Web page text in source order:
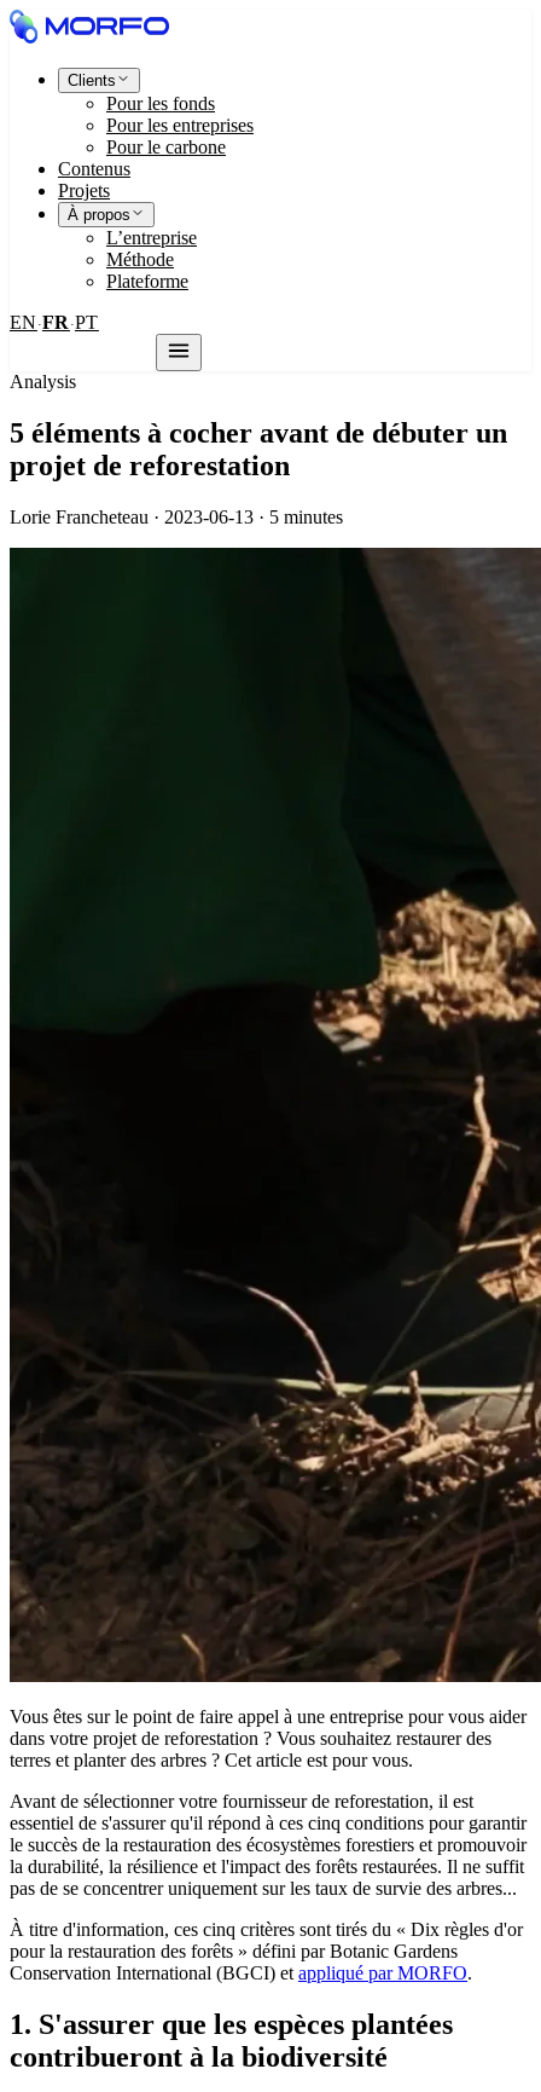
Clients
Pour les fonds
Pour les entreprises
Pour le carbone
Contenus
Projets
À propos
L’entreprise
Méthode
Plateforme
EN ·FR ·PT
Analysis
5 éléments à cocher avant de débuter un
projet de reforestation
Lorie Francheteau · 2023-06-13 · 5 minutes
Vous êtes sur le point de faire appel à une entreprise pour vous aider
dans votre projet de reforestation ? Vous souhaitez restaurer des
terres et planter des arbres ? Cet article est pour vous.
Avant de sélectionner votre fournisseur de reforestation, il est
essentiel de s'assurer qu'il répond à ces cinq conditions pour garantir
le succès de la restauration des écosystèmes forestiers et promouvoir
la durabilité, la résilience et l'impact des forêts restaurées. Il ne suffit
pas de se concentrer uniquement sur les taux de survie des arbres...
À titre d'information, ces cinq critères sont tirés du « Dix règles d'or
pour la restauration des forêts » défini par Botanic Gardens
Conservation International (BGCI) et appliqué par MORFO.
1. S'assurer que les espèces plantées
contribueront à la biodiversité